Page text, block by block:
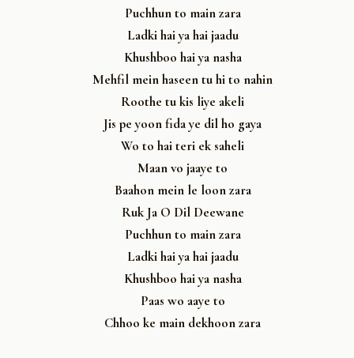
Puchhun to main zara
Ladki hai ya hai jaadu
Khushboo hai ya nasha
Mehfil mein haseen tu hi to nahin
Roothe tu kis liye akeli
Jis pe yoon fida ye dil ho gaya
Wo to hai teri ek saheli
Maan vo jaaye to
Baahon mein le loon zara
Ruk Ja O Dil Deewane
Puchhun to main zara
Ladki hai ya hai jaadu
Khushboo hai ya nasha
Paas wo aaye to
Chhoo ke main dekhoon zara